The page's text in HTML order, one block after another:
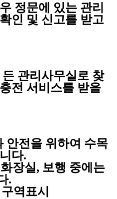
정문에 있는 관리
인 및 신고를 받고
관리사무실로 찾
전 서비스를 받을
안전을 위하여 수목
다.
장실, 보행 중에는
.
역표시